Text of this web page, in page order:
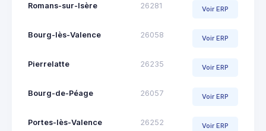
Romans-sur-Isère 26281 Voir ERP
Bourg-lès-Valence 26058 Voir ERP
Pierrelatte 26235 Voir ERP
Bourg-de-Péage 26057 Voir ERP
Portes-lès-Valence 26252 Voir ERP